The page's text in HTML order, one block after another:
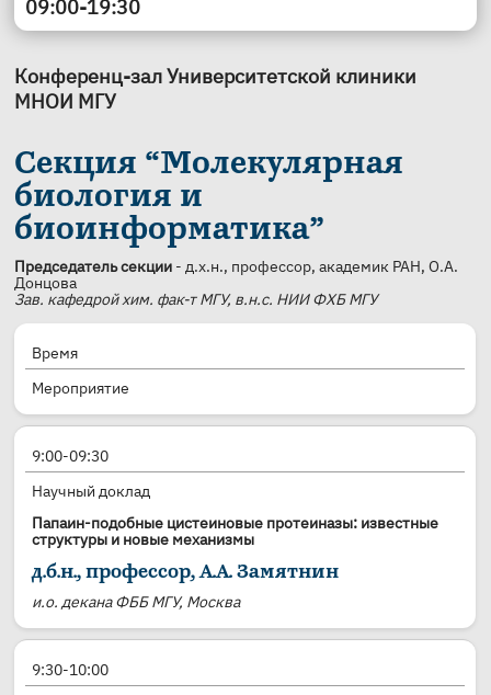
09:00-19:30
Конференц-зал Университетской клиники
МНОИ МГУ
Секция “Молекулярная
биология и
биоинформатика”
Председатель секции - д.х.н., профессор, академик РАН, О.А.
Донцова
Зав. кафедрой хим. фак-т МГУ, в.н.с. НИИ ФХБ МГУ
Время
Мероприятие
9:00-09:30
Научный доклад
Папаин-подобные цистеиновые протеиназы: известные
структуры и новые механизмы
д.б.н., профессор, А.А. Замятнин
и.о. декана ФББ МГУ, Москва
9:30-10:00